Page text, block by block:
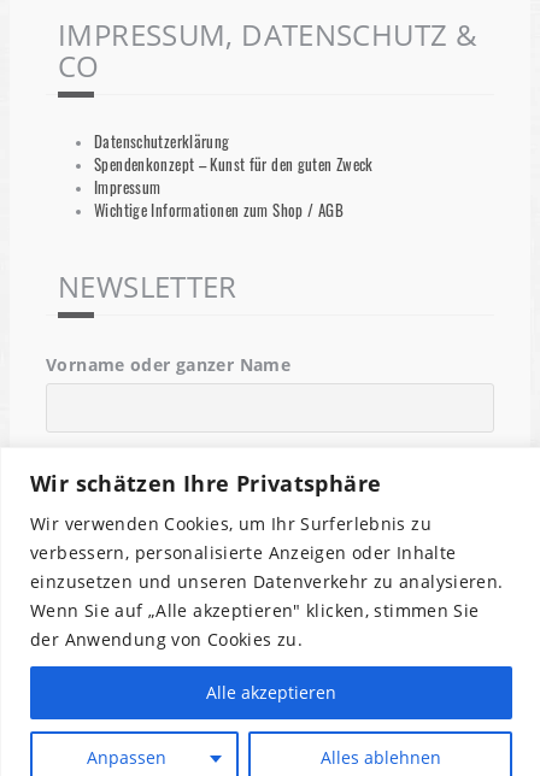
Wir schätzen Ihre Privatsphäre
Wir verwenden Cookies, um Ihr Surferlebnis zu
verbessern, personalisierte Anzeigen oder Inhalte
einzusetzen und unseren Datenverkehr zu analysieren.
Wenn Sie auf „Alle akzeptieren" klicken, stimmen Sie
der Anwendung von Cookies zu.
Anpassen Alles ablehnen
Alle akzeptieren
IMPRESSUM, DATENSCHUTZ &
CO
Datenschutzerklärung
Spendenkonzept – Kunst für den guten Zweck
Impressum
Wichtige Informationen zum Shop / AGB
NEWSLETTER
Vorname oder ganzer Name
Indem Du fortfährst, akzeptierst Du unsere
Datenschutzerklärung.